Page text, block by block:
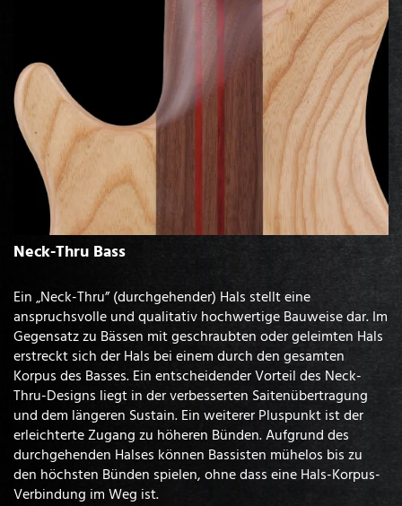
Neck-Thru Bass
Ein „Neck-Thru” (durchgehender) Hals stellt eine
anspruchsvolle und qualitativ hochwertige Bauweise dar. Im
Gegensatz zu Bässen mit geschraubten oder geleimten Hals
erstreckt sich der Hals bei einem durch den gesamten
Korpus des Basses. Ein entscheidender Vorteil des Neck-
Thru-Designs liegt in der verbesserten Saitenübertragung
und dem längeren Sustain. Ein weiterer Pluspunkt ist der
erleichterte Zugang zu höheren Bünden. Aufgrund des
durchgehenden Halses können Bassisten mühelos bis zu
den höchsten Bünden spielen, ohne dass eine Hals-Korpus-
Verbindung im Weg ist.